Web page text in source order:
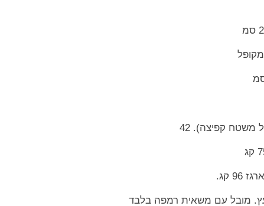
משטח קפיצה). 42
קג.
מובל עם משאית רמפה בלבד